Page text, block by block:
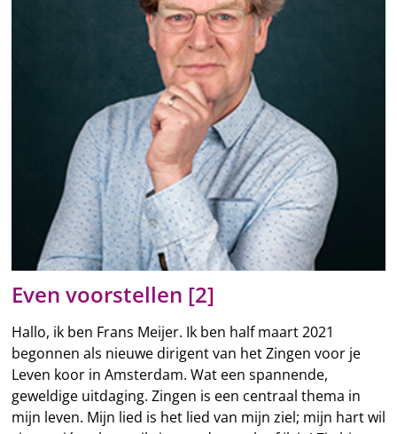
Even voorstellen [2]
Hallo, ik ben Frans Meijer. Ik ben half maart 2021
begonnen als nieuwe dirigent van het Zingen voor je
Leven koor in Amsterdam. Wat een spannende,
geweldige uitdaging. Zingen is een centraal thema in
mijn leven. Mijn lied is het lied van mijn ziel; mijn hart wil